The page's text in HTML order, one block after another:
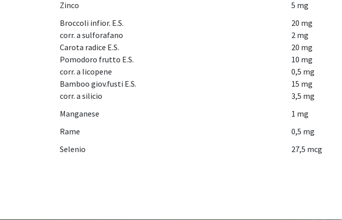
Zinco
5 mg
Broccoli infior. E.S.
20 mg
corr. a sulforafano
2 mg
Carota radice E.S.
20 mg
Pomodoro frutto E.S.
10 mg
corr. a licopene
0,5 mg
Bamboo giov.fusti E.S.
15 mg
corr. a silicio
3,5 mg
Manganese
1 mg
Rame
0,5 mg
Selenio
27,5 mcg